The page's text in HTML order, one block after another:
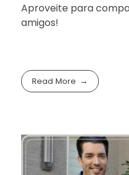
Aproveite para
amigos!
Read More